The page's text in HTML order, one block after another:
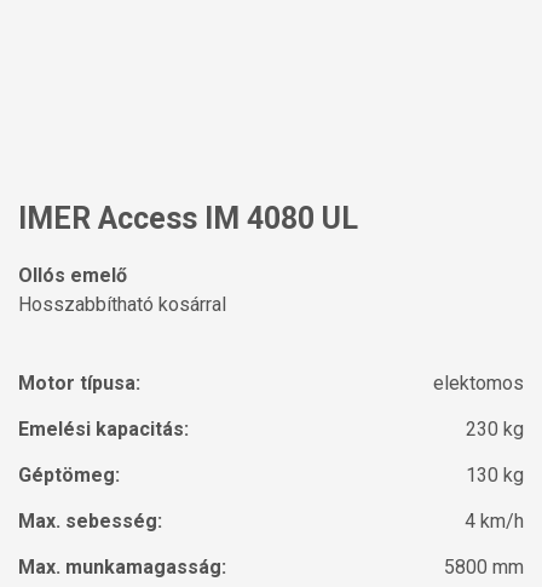
IMER Access IM 4080 UL
Ollós emelő
Hosszabbítható kosárral
Motor típusa:
elektomos
Emelési kapacitás:
230 kg
Géptömeg:
130 kg
Max. sebesség:
4 km/h
Max. munkamagasság:
5800 mm